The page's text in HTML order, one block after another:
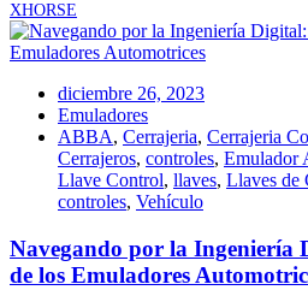
XHORSE
diciembre 26, 2023
Emuladores
ABBA, Cerrajeria, Cerrajeria
Cerrajeros, controles, Emulador
Llave Control, llaves, Llaves de
controles, Vehículo
Navegando por la Ingeniería
de los Emuladores